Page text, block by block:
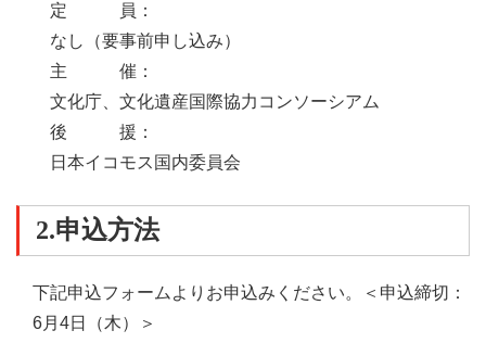
定
員 ：
なし（要事前申し込み）
主
催 ：
文化庁、文化遺産国際協力コンソーシアム
後
援 ：
日本イコモス国内委員会
2.申込方法
下記申込フォームよりお申込みください。＜申込締切：
6月4日
（木）
＞